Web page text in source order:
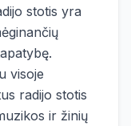
stotis yra
visoje
radijo stotis
ir žinių